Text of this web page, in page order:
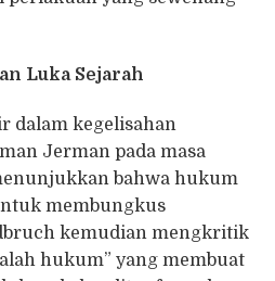
Luka Sejarah
dalam kegelisahan
Jerman pada masa
bahwa hukum
membungkus
kemudian mengkritik
hukum” yang membuat